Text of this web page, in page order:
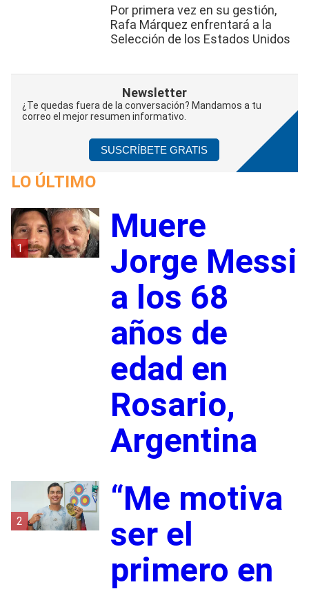
Por primera vez en su gestión,
Rafa Márquez enfrentará a la
Selección de los Estados Unidos
Newsletter
¿Te quedas fuera de la conversación? Mandamos a tu
correo el mejor resumen informativo.
SUSCRÍBETE GRATIS
LO ÚLTIMO
1
Muere
Jorge Messi
a los 68
años de
edad en
Rosario,
Argentina
2
“Me motiva
ser el
primero en